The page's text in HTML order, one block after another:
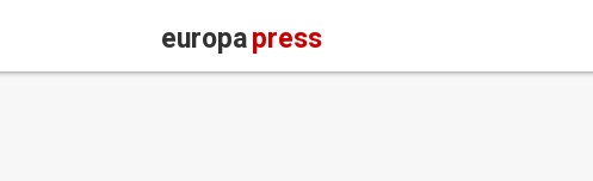
europapress